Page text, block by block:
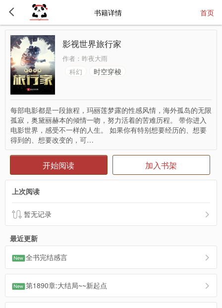
书籍详情 首页
影视世界旅行家
作者： 昨夜大雨
科幻
时空穿梭
每部电影都是一段旅程，玛丽莲梦露的性感风情，海外孤岛的无限
孤寂，奥黛丽赫本的倾情一吻，努力活着的苦难历程。 带你进入
电影世界，感受不一样的人生。 如果你有特别想要经历的、想要
得到的、想要改变的，可…
开始阅读 加入书架
上次阅读
暂无记录
最近更新
全书完结感言
第1890章:大结局~~新起点